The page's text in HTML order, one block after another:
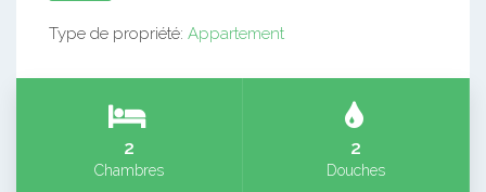
Type de propriété: Appartement
2
Chambres
2
Douches